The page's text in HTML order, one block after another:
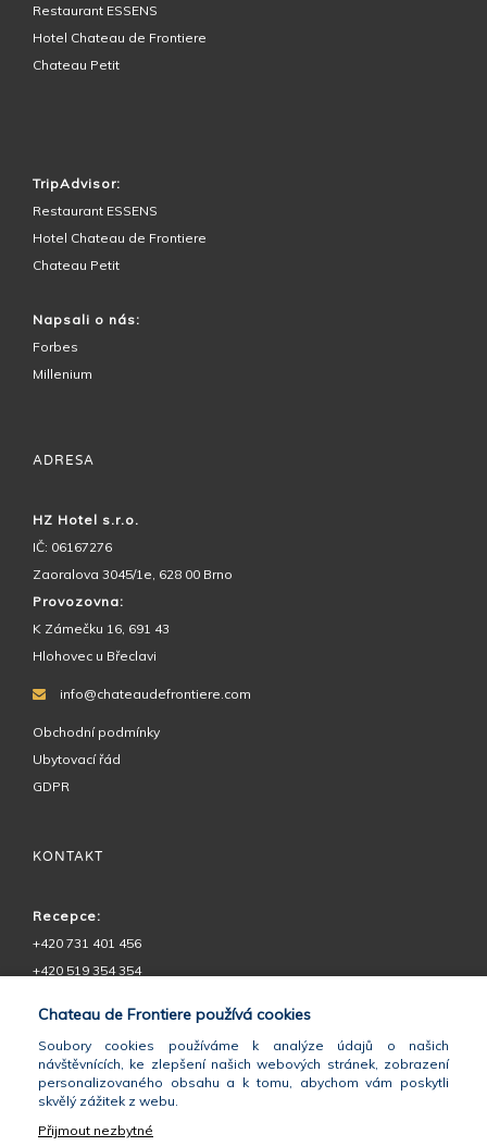
Restaurant ESSENS
Hotel Chateau de Frontiere
Chateau Petit
TripAdvisor:
Restaurant ESSENS
Hotel Chateau de Frontiere
Chateau Petit
Napsali o nás:
Forbes
Millenium
ADRESA
HZ Hotel s.r.o.
IČ: 06167276
Zaoralova 3045/1e, 628 00 Brno
Provozovna:
K Zámečku 16, 691 43
Hlohovec u Břeclavi
info@chateaudefrontiere.com
Obchodní podmínky
Ubytovací řád
GDPR
KONTAKT
Recepce:
+420 731 401 456
+420 519 354 354
+420 730 575 555
Chateau Petit:
+420 602 728 292
Chateau de Frontiere používá cookies
Soubory cookies používáme k analýze údajů o našich
návštěvnících, ke zlepšení našich webových stránek, zobrazení
personalizovaného obsahu a k tomu, abychom vám poskytli
skvělý zážitek z webu.
Přijmout nezbytné